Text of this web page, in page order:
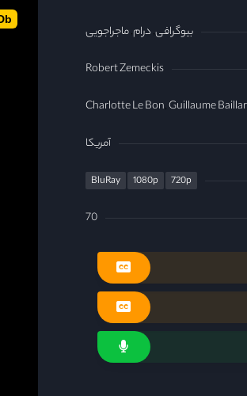
بیوگرافی درام ماجراجویی
Robert Zemeckis
Charlotte Le Bon Guillaume
آمریکا
BluRay 1080p 720p
70